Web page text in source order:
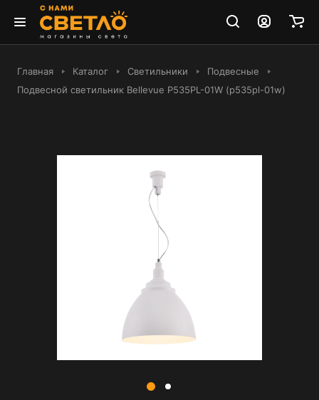
Главная Каталог Светильники
Подвесные
Подвесной светильник Bellevue P535PL-01W (p535pl-01w)